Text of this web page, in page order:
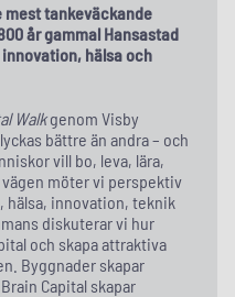
mest tankeväckande
år gammal Hansastad
hälsa och
Walkgenom Visby
bättre än andra – och
vill bo, leva, lära,
möter vi perspektiv
innovation, teknik
diskuterar vi hur
och skapa attraktiva
Byggnader skapar
Capital skapar